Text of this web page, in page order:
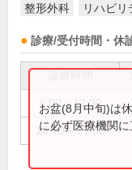
整形外科 リハビ
診療/受付時間・休
9:00～12:30
16:00～19:00
お盆(8月中旬)は
に必ず医療機関に